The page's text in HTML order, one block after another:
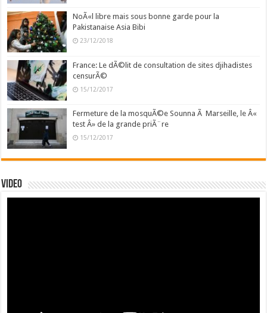
NoÃ«l libre mais sous bonne garde pour la
Pakistanaise Asia Bibi
23/12/2018
France: Le dÃ©lit de consultation de sites djihadistes
censurÃ©
15/12/2017
Fermeture de la mosquÃ©e Sounna Ã Marseille, le Â«
test Â» de la grande priÃ¨re
15/12/2017
Video